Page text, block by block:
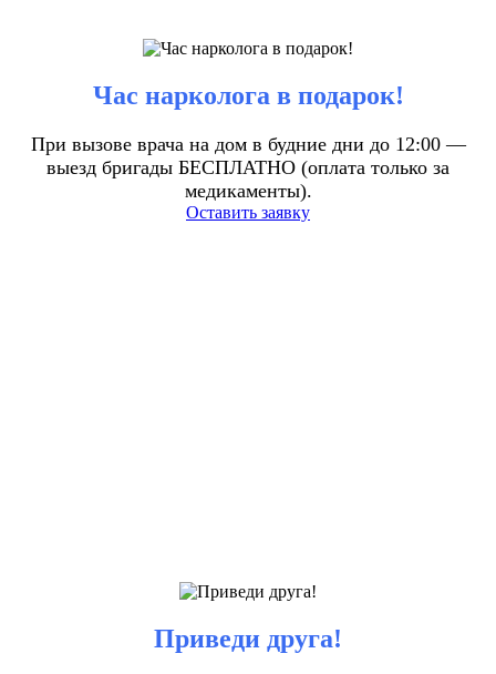
Час нарколога в подарок!
При вызове врача на дом в будние дни до 12:00 —
выезд бригады БЕСПЛАТНО (оплата только за
медикаменты).
Оставить заявку
Приведи друга!